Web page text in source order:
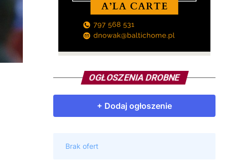
OGŁOSZENIA DROBNE